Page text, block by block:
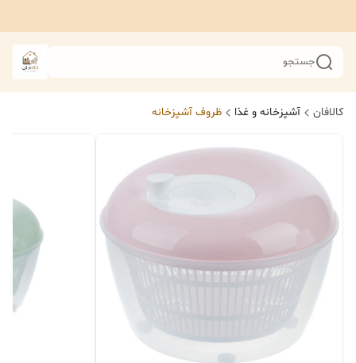
جستجو
کالافان آشپزخانه و غذا ظروف آشپزخانه